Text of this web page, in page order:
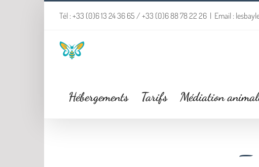
Tél : +33 (0)6 13 24 36 65 / +33 (0)6 88 78 22 26 | Email :
Hébergements Tarifs Médiation
–